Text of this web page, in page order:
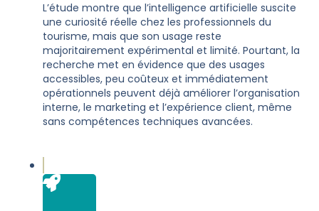
L’étude montre que l’intelligence artificielle suscite
une curiosité réelle chez les professionnels du
tourisme, mais que son usage reste
majoritairement expérimental et limité. Pourtant, la
recherche met en évidence que des usages
accessibles, peu coûteux et immédiatement
opérationnels peuvent déjà améliorer l’organisation
interne, le marketing et l’expérience client, même
sans compétences techniques avancées.